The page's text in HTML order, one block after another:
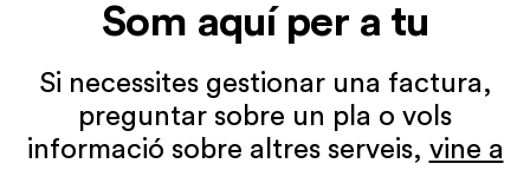
Som aquí per a tu
Si necessites gestionar una factura,
preguntar sobre un pla o vols
informació sobre altres serveis, vine a